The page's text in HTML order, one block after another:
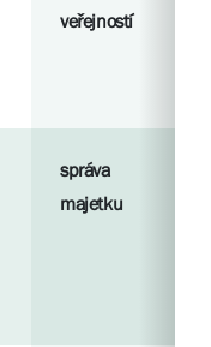
veřejností
správa
majetku